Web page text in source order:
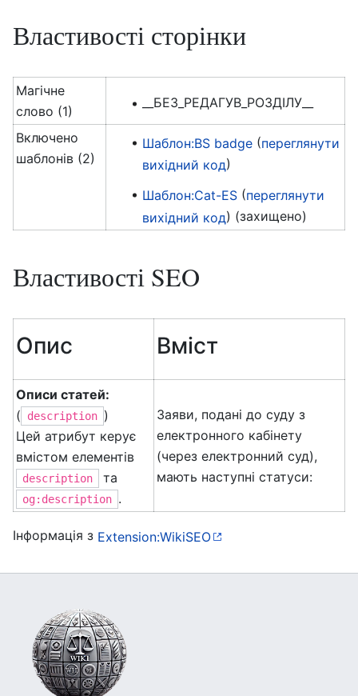
Властивості сторінки
Магічне
слово (1)
__БЕЗ_РЕДАГУВ_РОЗДІЛУ__
Включено
шаблонів (2)
Шаблон:BS badge(переглянути
вихідний код)
Шаблон:Cat-ES(переглянути
вихідний код) (захищено)
Властивості SEO
Опис Вміст
Описи статей:
(
description )
Цей атрибут керує
вмістом елементів
description та
og:description .
Заяви, подані до суду з
електронного кабінету
(через електронний суд),
мають наступні статуси:
Інформація з Extension:WikiSEO